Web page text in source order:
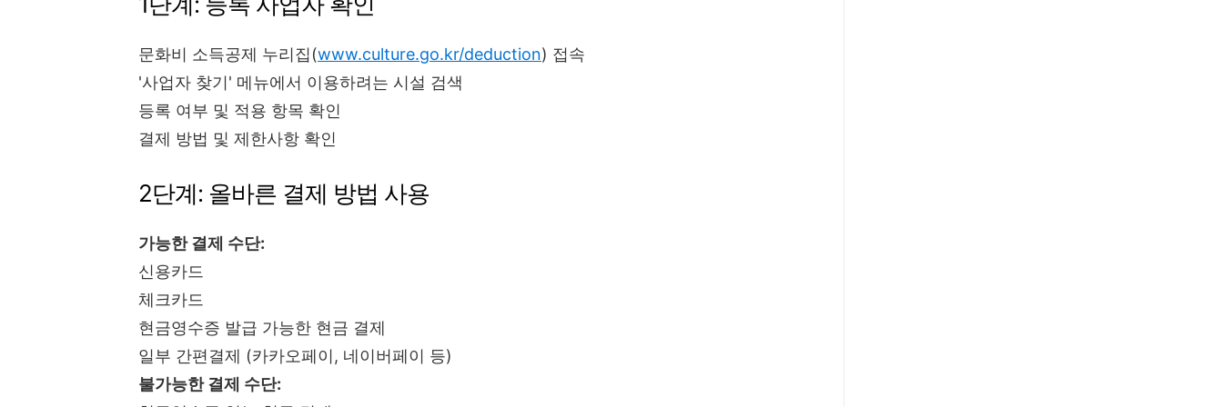
문화비 소득공제 누리집(www.culture.go.kr/deduction) 접속
'사업자 찾기' 메뉴에서 이용하려는 시설 검색
등록 여부 및 적용 항목 확인
결제 방법 및 제한사항 확인
2단계: 올바른 결제 방법 사용
가능한 결제 수단:
신용카드
체크카드
현금영수증 발급 가능한 현금 결제
일부 간편결제 (카카오페이, 네이버페이 등)
불가능한 결제 수단: